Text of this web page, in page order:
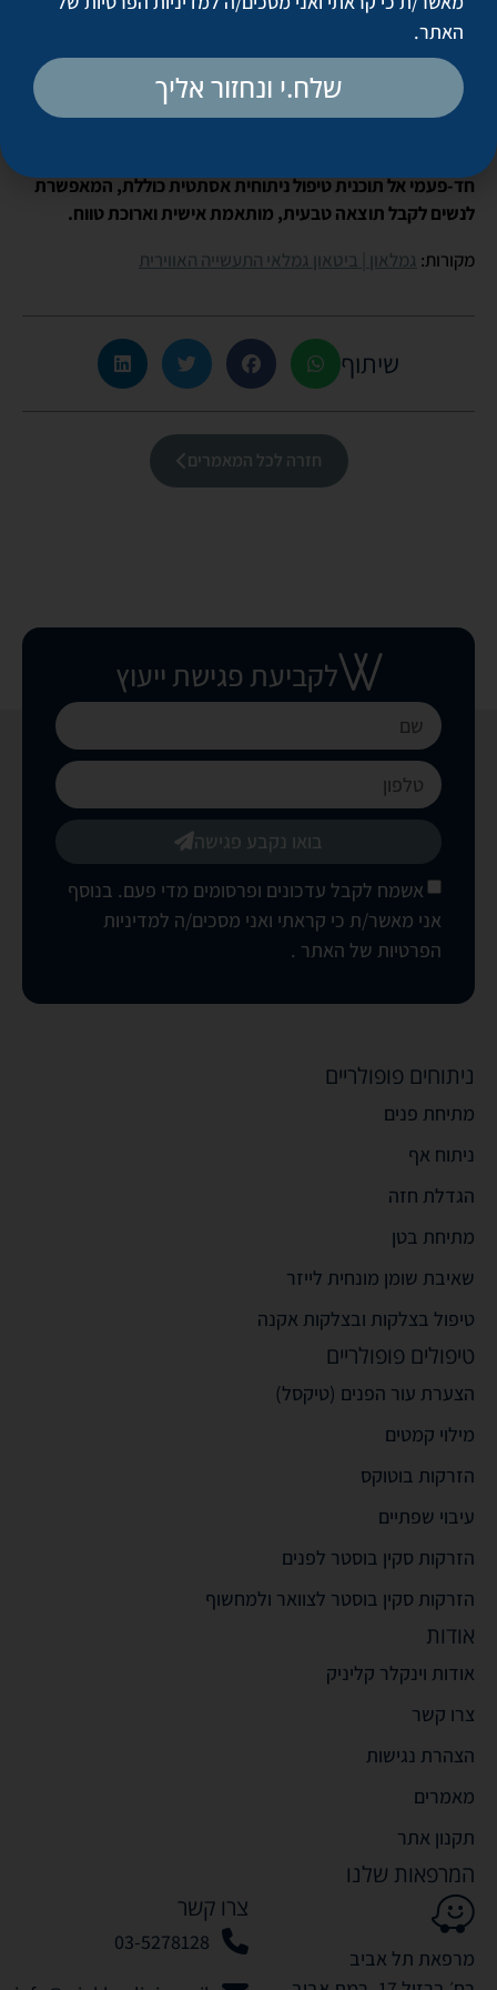
כל הצעדים הללו חיוניים ולא ניתן לוותר עליהם כדי להשיג מראה
צעיר באופן משמעותי, כמו שהציגה קריס ג׳אנר.
מדובר בתהליך מורכב יותר עם החלמה ארוכה, אך גם בתוצאה
מרשימה ומקיפה בהרבה ונשמרת לאורך זמן.
חד-פעמי אל תוכנית טיפול ניתוחית אסתטית כוללת, המאפשרת
לנשים לקבל תוצאה טבעית, מותאמת אישית וארוכת טווח.
מקורות: גמלאון | ביטאון גמלאי התעשייה האווירית
שיתוף
חזרה לכל המאמרים
לקביעת פגישת ייעוץ
אשמח לקבל עדכונים ופרסומים מדי פעם. בנוסף
אני מאשר/ת כי קראתי ואני מסכים/ה למדיניות
הפרטיות של האתר .
בואו נקבע פגישה
ניתוחים פופולריים
מתיחת פנים
ניתוח אף
הגדלת חזה
מתיחת בטן
שאיבת שומן מונחית לייזר
טיפול בצלקות ובצלקות אקנה
טיפולים פופולריים
הצערת עור הפנים (טיקסל)
מילוי קמטים
הזרקות בוטוקס
עיבוי שפתיים
הזרקות סקין בוסטר לפנים
הזרקות סקין בוסטר לצוואר ולמחשוף
אודות
אודות וינקלר קליניק
צרו קשר
הצהרת נגישות
מאמרים
תקנון אתר
המרפאות שלנו
מרפאת תל אביב
צרו קשר
03-5278128
האתר.
שלח.י ונחזור אליך